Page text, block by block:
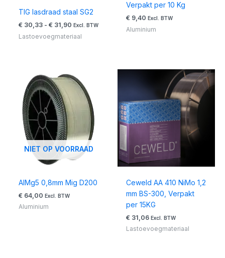
TIG lasdraad staal SG2
€ 30,33 - € 31,90 Excl. BTW
Lastoevoegmateriaal
Verpakt per 10 Kg
€ 9,40 Excl. BTW
Aluminium
NIET OP VOORRAAD
AlMg5 0,8mm Mig D200
€ 64,00 Excl. BTW
Aluminium
Ceweld AA 410 NiMo 1,2
mm BS-300, Verpakt
per 15KG
€ 31,06 Excl. BTW
Lastoevoegmateriaal